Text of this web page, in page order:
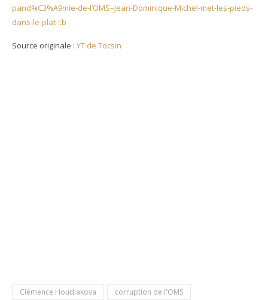
pand%C3%A9mie-de-l’OMS–Jean-Dominique-Michel-met-les-pieds-
dans-le-plat-!:b
Source originale : YT de Tocsin
Clémence Houdiakova
corruption de l'OMS